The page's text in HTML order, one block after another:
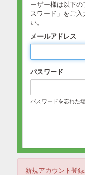
ーザー様は以下
スワード」をご
い。
メールアドレス
パスワード
パスワードを忘れた
新規アカウント登